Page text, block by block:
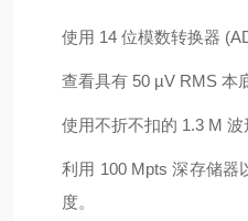
使用 14 位模数转换器
查看具有 50 µV RMS 本
使用不折不扣的 1.3 M 波
利用 100 Mpts 深存储器
度。